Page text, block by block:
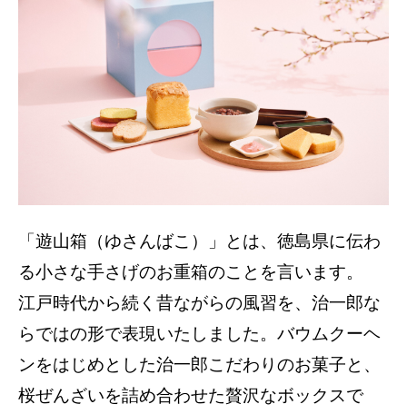
「遊山箱（ゆさんばこ）」とは、徳島県に伝わ
る小さな手さげのお重箱のことを言います。
江戸時代から続く昔ながらの風習を、治一郎な
らではの形で表現いたしました。バウムクーヘ
ンをはじめとした治一郎こだわりのお菓子と、
桜ぜんざいを詰め合わせた贅沢なボックスで